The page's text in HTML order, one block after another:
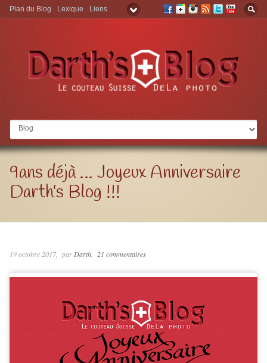
Aller à:
Plan du Blog Lexique Liens
9ans déjà … Joyeux Anniversaire
Darth’s Blog !!!
19 octobre 2017 parDarth 21 commentaires